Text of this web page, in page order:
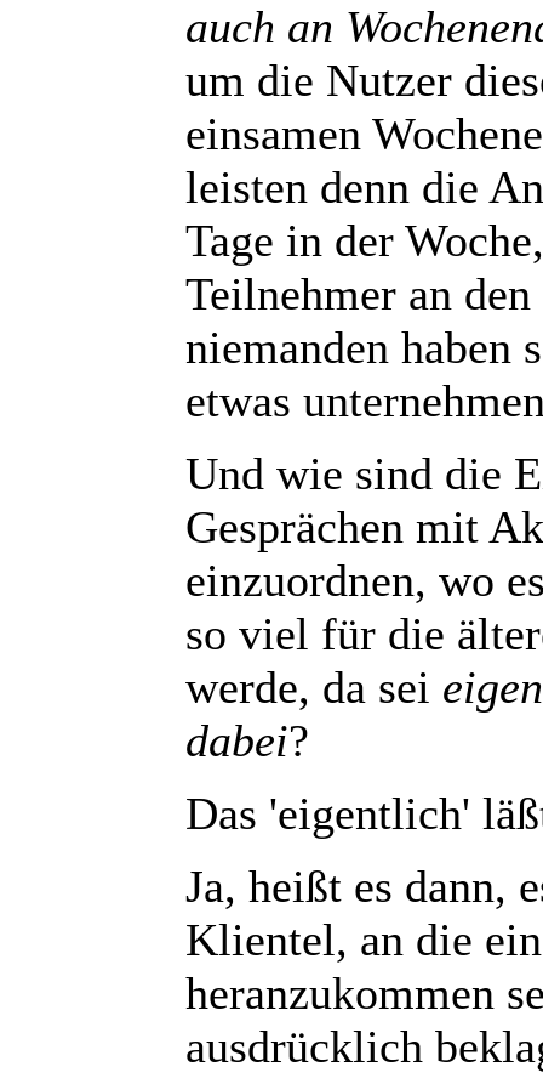
auch an
um die Nutzer
einsamen
leisten denn die
Tage in der
Teilnehmer an
niemanden haben
etwas
Und wie sind die
Gesprächen mit
einzuordnen, wo
so viel für die
werde, da sei
dabei?
Das 'eigentlich'
Ja, heißt es dann,
Klientel, an die
heranzukommen
ausdrücklich